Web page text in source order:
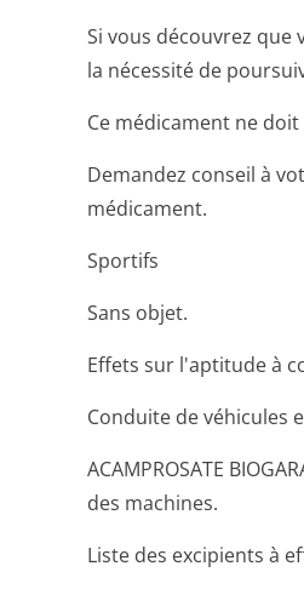
Si vous découvrez
la nécessité de
Ce médicament ne
Demandez conseil à
médicament.
Sportifs
Sans objet.
Effets sur l'aptitude à
Conduite de véhicules
ACAMPROSATE
des machines.
Liste des excipients à